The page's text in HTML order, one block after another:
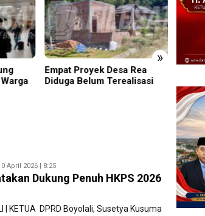
»
Kapolsek Dentim Hadiri
Pelepasan Purna Tugas
April 2026 | 8:25
Dukung Penuh HKPS 2026
| KETUA DPRD Boyolali, Susetya Kusuma